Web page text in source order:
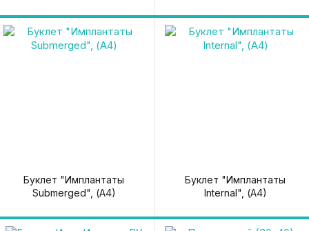
Буклет "Имплантаты
Submerged", (А4)
Буклет "Имплантаты
Internal", (А4)